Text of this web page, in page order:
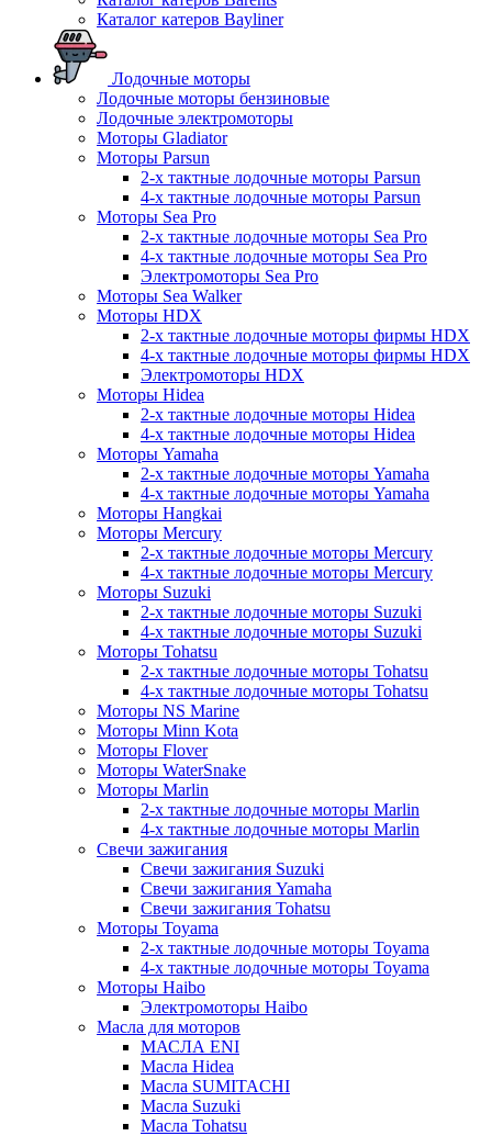
Каталог катеров Bayliner
Лодочные моторы
Лодочные моторы бензиновые
Лодочные электромоторы
Моторы Gladiator
Моторы Parsun
2-х тактные лодочные моторы Parsun
4-х тактные лодочные моторы Parsun
Моторы Sea Pro
2-х тактные лодочные моторы Sea Pro
4-х тактные лодочные моторы Sea Pro
Электромоторы Sea Pro
Моторы Sea Walker
Моторы HDX
2-х тактные лодочные моторы фирмы HDX
4-х тактные лодочные моторы фирмы HDX
Электромоторы HDX
Моторы Hidea
2-х тактные лодочные моторы Hidea
4-х тактные лодочные моторы Hidea
Моторы Yamaha
2-х тактные лодочные моторы Yamaha
4-х тактные лодочные моторы Yamaha
Моторы Hangkai
Моторы Mercury
2-х тактные лодочные моторы Mercury
4-х тактные лодочные моторы Mercury
Моторы Suzuki
2-х тактные лодочные моторы Suzuki
4-х тактные лодочные моторы Suzuki
Моторы Tohatsu
2-х тактные лодочные моторы Tohatsu
4-х тактные лодочные моторы Tohatsu
Моторы NS Marine
Моторы Minn Kota
Моторы Flover
Моторы WaterSnake
Моторы Marlin
2-х тактные лодочные моторы Marlin
4-х тактные лодочные моторы Marlin
Свечи зажигания
Свечи зажигания Suzuki
Свечи зажигания Yamaha
Свечи зажигания Tohatsu
Моторы Toyama
2-х тактные лодочные моторы Toyama
4-х тактные лодочные моторы Toyama
Моторы Haibo
Электромоторы Haibo
Масла для моторов
МАСЛА ENI
Масла Hidea
Масла SUMITACHI
Масла Suzuki
Масла Tohatsu